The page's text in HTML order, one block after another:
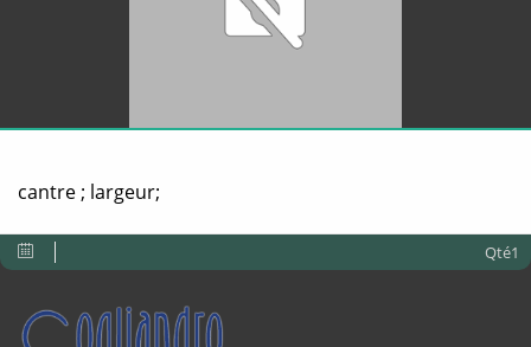
cantre ; largeur;
Qté1